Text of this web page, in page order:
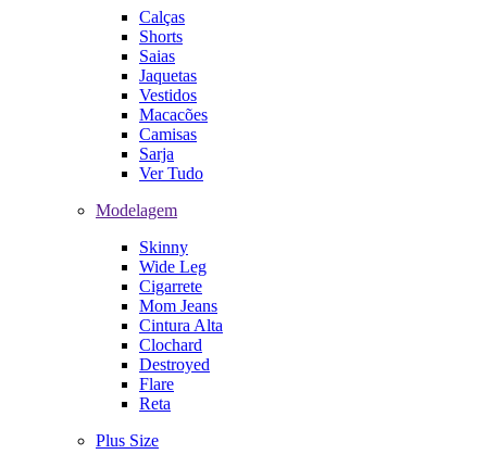
Calças
Shorts
Saias
Jaquetas
Vestidos
Macacões
Camisas
Sarja
Ver Tudo
Modelagem
Skinny
Wide Leg
Cigarrete
Mom Jeans
Cintura Alta
Clochard
Destroyed
Flare
Reta
Plus Size